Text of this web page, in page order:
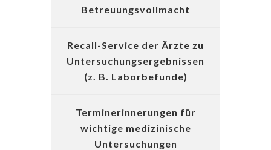
Betreuungsvollmacht
Recall-Service der Ärzte zu
Untersuchungsergebnissen
(z. B. Laborbefunde)
Terminerinnerungen für
wichtige medizinische
Untersuchungen